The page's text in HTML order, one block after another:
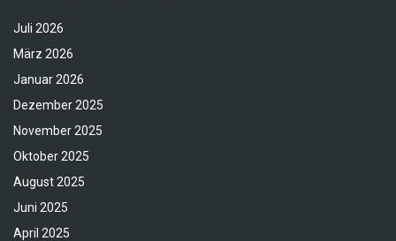
Juli 2026
März 2026
Januar 2026
Dezember 2025
November 2025
Oktober 2025
August 2025
Juni 2025
April 2025